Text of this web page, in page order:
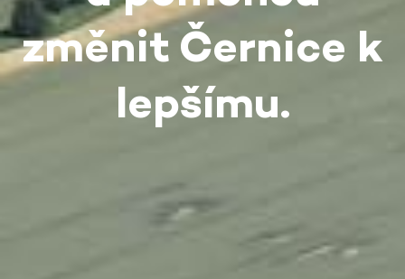
změnit Černice k
lepšímu.